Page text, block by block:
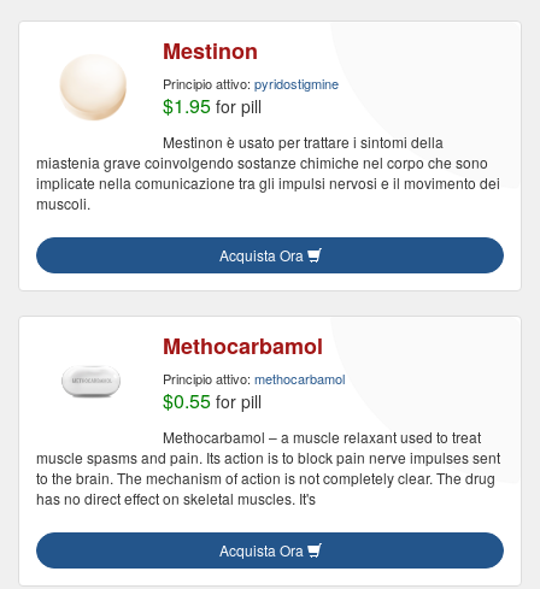
Mestinon
Principio attivo: pyridostigmine
$1.95 for pill
Mestinon è usato per trattare i sintomi della
miastenia grave coinvolgendo sostanze chimiche nel corpo che sono
implicate nella comunicazione tra gli impulsi nervosi e il movimento dei
muscoli.
Acquista Ora
Methocarbamol
Principio attivo: methocarbamol
$0.55 for pill
Methocarbamol – a muscle relaxant used to treat
muscle spasms and pain. Its action is to block pain nerve impulses sent
to the brain. The mechanism of action is not completely clear. The drug
has no direct effect on skeletal muscles. It's
Acquista Ora